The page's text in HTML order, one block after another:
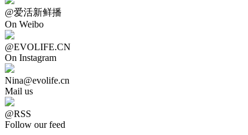
@爱活新鲜播
On Weibo
@EVOLIFE.CN
On Instagram
Nina@evolife.cn
Mail us
@RSS
Follow our feed